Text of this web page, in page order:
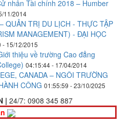
nhân Tài chính 2018 – Humber
11/2014
QUẢN TRỊ DU LỊCH - THỰC TẬP
MANAGEMENT) - ĐẠI HỌC
- 15/12/2015
thiệu về trường Cao đẳng
04:15:44 - 17/04/2014
CANADA – NGÔI TRƯỜNG
CÔNG 01:55:59 - 23/10/2025
| 24/7: 0908 345 887